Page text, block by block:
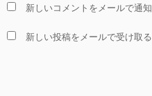
新しいコメントをメールで通知
新しい投稿をメールで受け取る